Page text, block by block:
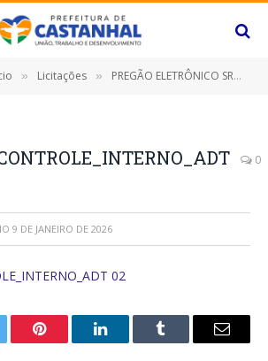
» Licitações » PREGÃO ELETRÔNICO SRP Nº 006/2023 (Contratação de Empresa Especializada para Prestação de Serviços de Organização, Planejamento Operacional e Execução de Eventos, Elaboração, Locação e Fornecimento de Todo o Material e Infraestrutura Necessários, Que Serão Utilizados Durante a Programação de Eventos Comemorativos e Educacionais, Culturais e Esportivos)
0
9 DE JANEIRO DE 2026
02
Pinterest O
Tumblr
E-